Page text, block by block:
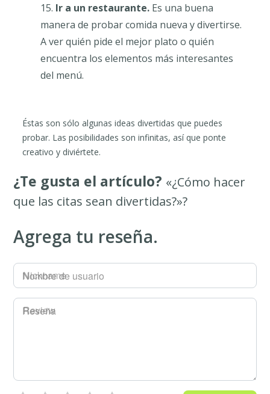
Ir a un restaurante. Es una buena
manera de probar comida nueva y divertirse.
A ver quién pide el mejor plato o quién
encuentra los elementos más interesantes
del menú.
Éstas son sólo algunas ideas divertidas que puedes
probar. Las posibilidades son infinitas, así que ponte
creativo y diviértete.
¿Te gusta el artículo? «¿Cómo hacer
que las citas sean divertidas?»?
Agrega tu reseña.
Nombre de usuario
Reseña